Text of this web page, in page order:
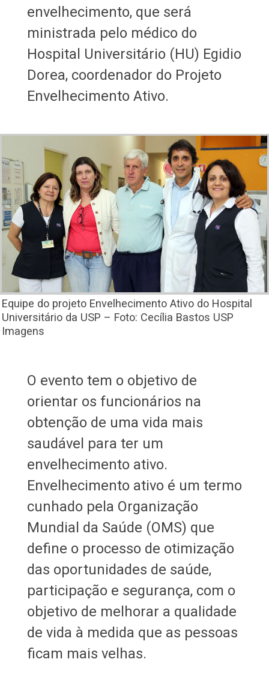
envelhecimento, que será
ministrada pelo médico do
Hospital Universitário (HU) Egidio
Dorea, coordenador do Projeto
Envelhecimento Ativo.
Equipe do projeto Envelhecimento Ativo do Hospital
Universitário da USP – Foto: Cecília Bastos USP
Imagens
O evento tem o objetivo de
orientar os funcionários na
obtenção de uma vida mais
saudável para ter um
envelhecimento ativo.
Envelhecimento ativo é um termo
cunhado pela Organização
Mundial da Saúde (OMS) que
define o processo de otimização
das oportunidades de saúde,
participação e segurança, com o
objetivo de melhorar a qualidade
de vida à medida que as pessoas
ficam mais velhas.